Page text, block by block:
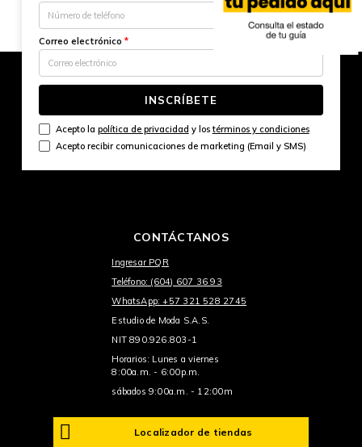
Correo electrónico *
INSCRÍBETE
Acepto la política de privacidad y lostérminos y condiciones
Acepto recibir comunicaciones de marketing (Email y SMS)
CONTÁCTANOS
Ingresar PQR
Teléfono: (604) 607 36 93
WhatsApp: +57 321 528 2745
Estudio de Moda S.A.S.
NIT 890.926.803-1
Horarios: Lunes a viernes
8:00a.m. - 6:00p.m.
sábados 9:00a.m. - 12:00m
Localizador de tiendas